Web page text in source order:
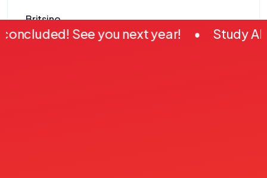
See you next year! • Study Abroad
Britsino